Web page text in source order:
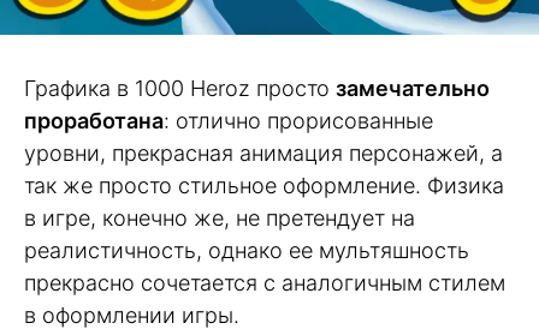
Графика в 1000 Heroz просто замечательно
проработана: отлично прорисованные
уровни, прекрасная анимация персонажей, а
так же просто стильное оформление. Физика
в игре, конечно же, не претендует на
реалистичность, однако ее мультяшность
прекрасно сочетается с аналогичным стилем
в оформлении игры.